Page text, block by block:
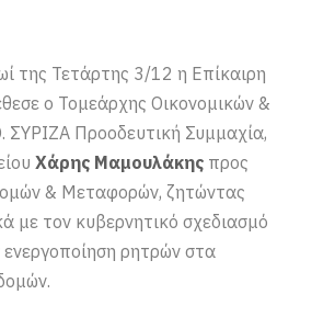
της Τετάρτης 3/12 η Επίκαιρη
ο Τομεάρχης Οικονομικών &
ΣΥΡΙΖΑ Προοδευτική Συμμαχία,
Χάρης Μαμουλάκης προς
& Μεταφορών, ζητώντας
με τον κυβερνητικό σχεδιασμό
ενεργοποίηση ρητρών στα